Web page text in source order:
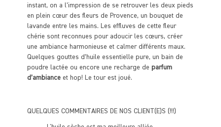
instant, on a l’impression de se retrouver les deux pieds
en plein cœur des fleurs de Provence, un bouquet de
lavande entre les mains. Les effluves de cette fleur
chérie sont reconnues pour adoucir les cœurs, créer
une ambiance harmonieuse et calmer différents maux.
Quelques gouttes d’huile essentielle pure, un bain de
poudre lactée ou encore une recharge de parfum
d’ambiance et hop! Le tour est joué.
QUELQUES COMMENTAIRES DE NOS CLIENT(E)S (!!!)